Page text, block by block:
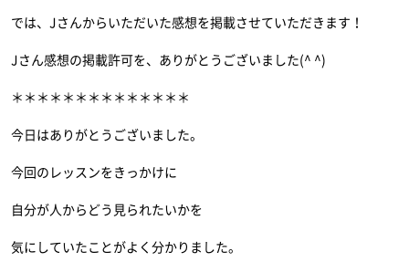
では、Jさんからいただいた感想を掲載させていただきます！
Jさん感想の掲載許可を、ありがとうございました(^ ^)
＊＊＊＊＊＊＊＊＊＊＊＊＊＊
今日はありがとうございました。
今回のレッスンをきっかけに
自分が人からどう見られたいかを
気にしていたことがよく分かりました。